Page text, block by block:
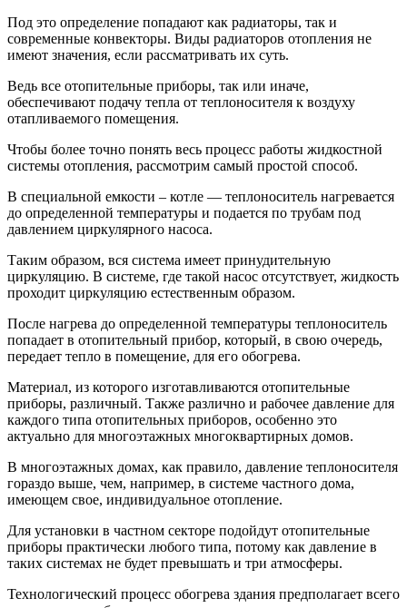
Под это определение попадают как радиаторы, так и
современные конвекторы. Виды радиаторов отопления не
имеют значения, если рассматривать их суть.
Ведь все отопительные приборы, так или иначе,
обеспечивают подачу тепла от теплоносителя к воздуху
отапливаемого помещения.
Чтобы более точно понять весь процесс работы жидкостной
системы отопления, рассмотрим самый простой способ.
В специальной емкости – котле — теплоноситель нагревается
до определенной температуры и подается по трубам под
давлением циркулярного насоса.
Таким образом, вся система имеет принудительную
циркуляцию. В системе, где такой насос отсутствует, жидкость
проходит циркуляцию естественным образом.
После нагрева до определенной температуры теплоноситель
попадает в отопительный прибор, который, в свою очередь,
передает тепло в помещение, для его обогрева.
Материал, из которого изготавливаются отопительные
приборы, различный. Также различно и рабочее давление для
каждого типа отопительных приборов, особенно это
актуально для многоэтажных многоквартирных домов.
В многоэтажных домах, как правило, давление теплоносителя
гораздо выше, чем, например, в системе частного дома,
имеющем свое, индивидуальное отопление.
Для установки в частном секторе подойдут отопительные
приборы практически любого типа, потому как давление в
таких системах не будет превышать и три атмосферы.
Технологический процесс обогрева здания предполагает всего